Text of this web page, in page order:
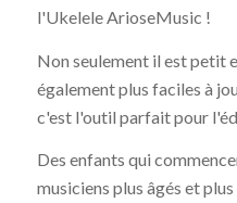
l'Ukelele ArioseMusic !
Non seulement il est petit
également plus faciles à
c'est l'outil parfait pour
Des enfants qui
musiciens plus âgés et